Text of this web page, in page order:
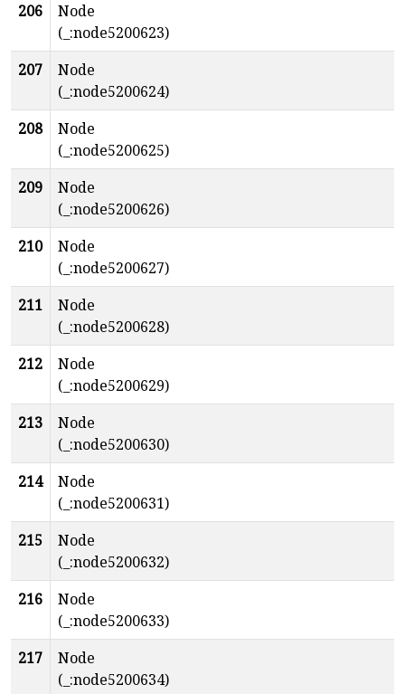
206
Node
(_:node5200623)
207
Node
(_:node5200624)
208
Node
(_:node5200625)
209
Node
(_:node5200626)
210
Node
(_:node5200627)
211
Node
(_:node5200628)
212
Node
(_:node5200629)
213
Node
(_:node5200630)
214
Node
(_:node5200631)
215
Node
(_:node5200632)
216
Node
(_:node5200633)
217
Node
(_:node5200634)